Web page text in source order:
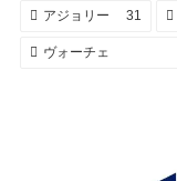
アジョリー 31
ヴォーチェ